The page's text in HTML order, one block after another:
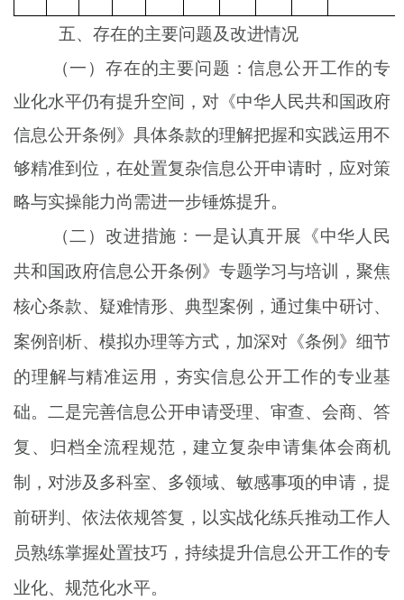
五、 存在的主要问题及改进情况
（一）存在的主要问题 ：信息公开工作的专
业化水平仍有提升空间，对《中华人民共和国政府
信息公开条例》具体条款的理解把握和实践运用不
够精准到位，在处置复杂信息公开申请时，应对策
略与实操能力尚需进一步锤炼提升。
（二）改进措施 ： 一是认真开展《中华人民
共和国政府信息公开条例》专题学习与培训，聚焦
核心条款、疑难情形、典型案例，通过集中研讨、
案例剖析、模拟办理等方式，加深对《条例》细节
的理解与精准运用，夯实信息公开工作的专业基
础。 二是完善信息公开申请受理、审查、会商、答
复、归档全流程规范，建立复杂申请集体会商机
制，对涉及多科室、多领域、敏感事项的申请，提
前研判、依法依规答复，以实战化练兵推动工作人
员熟练掌握处置技巧，持续提升信息公开工作的专
业化、规范化水平。